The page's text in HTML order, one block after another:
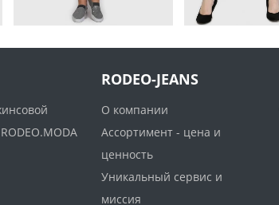
RODEO-JEANS
О компании
Ассортимент - цена и
ценность
Уникальный сервис и
миссия